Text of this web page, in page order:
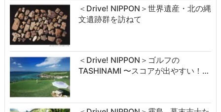
＜Drive! NIPPON＞世界遺産・北の縄
文遺跡群を訪ねて
＜Drive! NIPPON＞ゴルフの
TASHINAMI 〜スコアが出やすい！…